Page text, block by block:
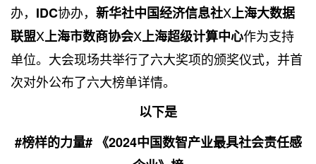
办， IDC协办， 新华社中国经济信息社X上海大数据
联盟X上海市数商协会X上海超级计算中心作为支持
单位。大会现场共举行了六大奖项的颁奖仪式，并首
次对外公布了六大榜单详情。
以下是
#榜样的力量# 《2024中国数智产业最具社会责任感